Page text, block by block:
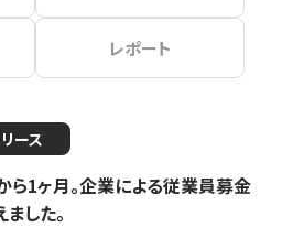
レポート
ース
1ヶ月。企業による従業員募金
した。